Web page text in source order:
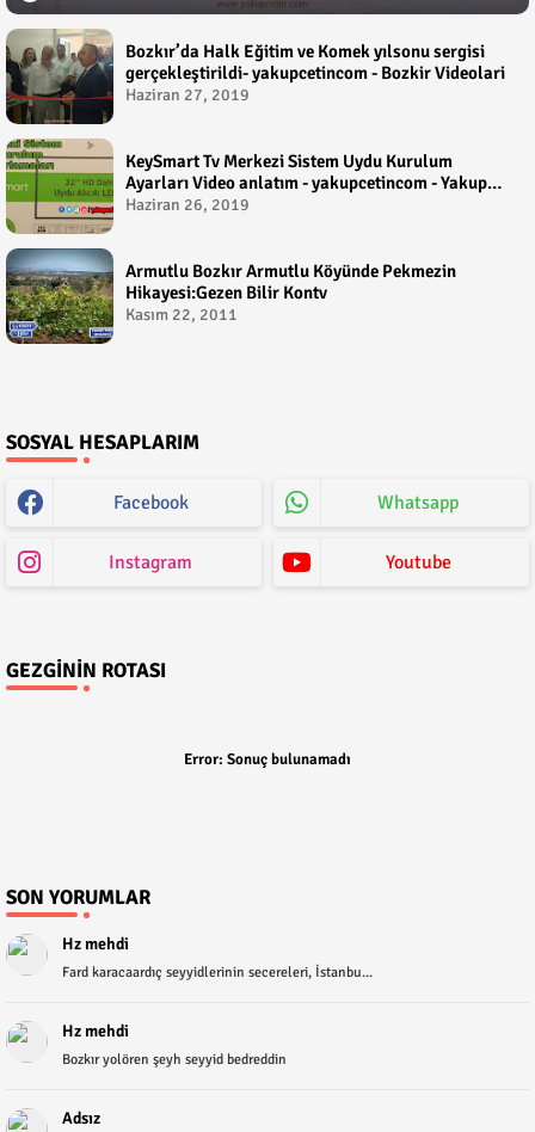
Bozkır’da Halk Eğitim ve Komek yılsonu sergisi
gerçekleştirildi- yakupcetincom - Bozkir Videolari
Haziran 27, 2019
KeySmart Tv Merkezi Sistem Uydu Kurulum
Ayarları Video anlatım - yakupcetincom - Yakup
Çetin
Haziran 26, 2019
Armutlu Bozkır Armutlu Köyünde Pekmezin
Hikayesi:Gezen Bilir Kontv
Kasım 22, 2011
SOSYAL HESAPLARIM
Facebook Whatsapp
Instagram Youtube
GEZGININ ROTASI
Error: Sonuç bulunamadı
SON YORUMLAR
Hz mehdi
Fard karacaardıç seyyidlerinin secereleri, İstanbu...
Hz mehdi
Bozkır yolören şeyh seyyid bedreddin
Adsız